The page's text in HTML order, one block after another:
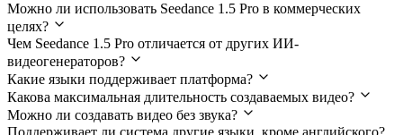
Можно ли использовать Seedance 1.5 Pro в коммерческих
целях?
Чем Seedance 1.5 Pro отличается от других ИИ-
видеогенераторов?
Какие языки поддерживает платформа?
Какова максимальная длительность создаваемых видео?
Можно ли создавать видео без звука?